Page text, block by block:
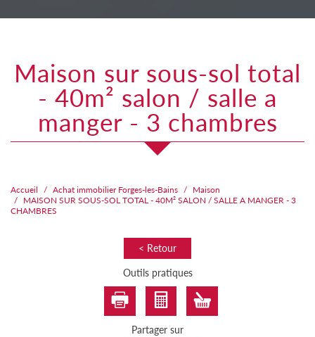
maison sur sous-sol total
- 40m² salon / salle a
manger - 3 chambres
Accueil Achat immobilier Forges-les-Bains
Maison
MAISON SUR SOUS-SOL TOTAL - 40M² SALON / SALLE A MANGER - 3
CHAMBRES
< Retour
Outils pratiques
Partager sur